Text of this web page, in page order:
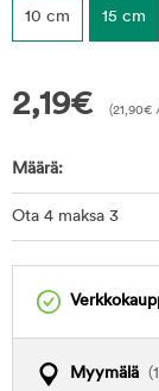
10 cm 15 cm
2,19€ (21,90€
Määrä:
Ota 4 maksa 3
Myymälä